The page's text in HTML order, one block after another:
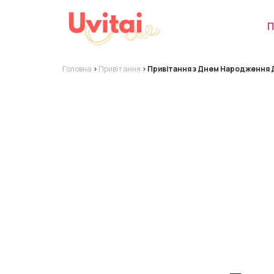
Головна > Привітання > Привітання з Днем Народження